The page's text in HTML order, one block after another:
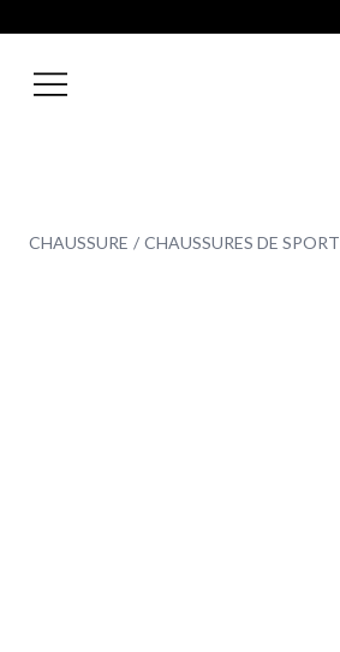
CHAUSSURE CHAUSSURES DE SPORT